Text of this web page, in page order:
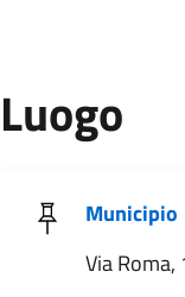
Luogo
Municipio
Via